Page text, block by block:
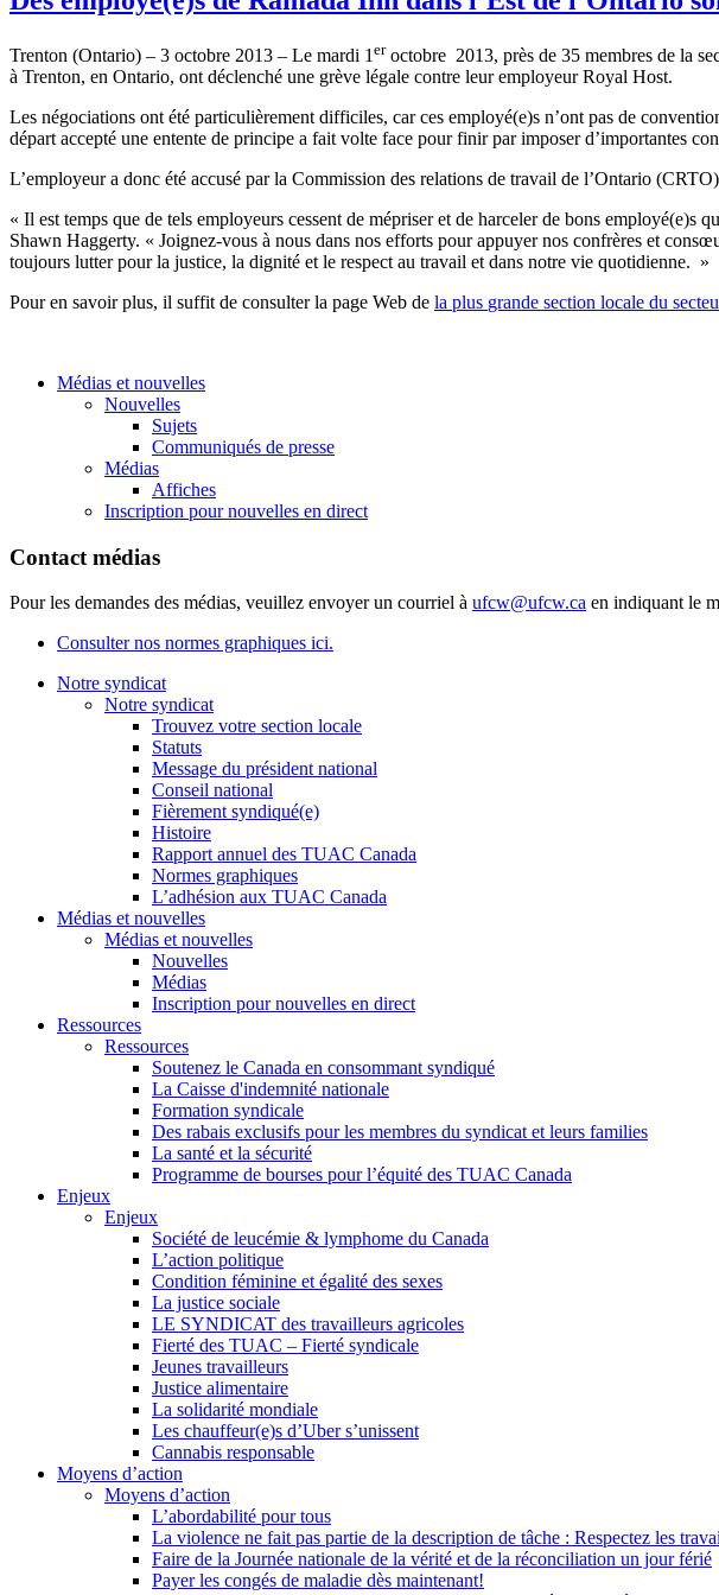
Trenton (Ontario) – 3 octobre 2013 – Le mardi 1 er octobre 2013, près de 35 membres de la
à Trenton, en Ontario, ont déclenché une grève légale contre leur employeurRoyal Host.
Les négociations ont été particulièrement difficiles, carces employé(e)s n’ont pas de
départ accepté une entente de principe a fait volte face pourfinirpar imposerd’importantes
L’employeura donc été accusé par la Commission des relations de travail de l’Ontario (CRTO
« Il est temps que de tels employeurs cessent de mépriseret de harcelerde bons employé(e)s
Shawn Haggerty. « Joignez-vous à nous dans nos efforts pourappuyernos confrères et
toujours lutterpour la justice, la dignité et le respect au travail et dans notre vie quotidienne. »
Pour en savoir plus, il suffit de consulter la page Web de la plus grande section locale du
Médias et nouvelles
Nouvelles
Sujets
Communiqués de presse
Médias
Affiches
Inscription pour nouvelles en direct
Contact médias
Pour les demandes des médias, veuillez envoyer un courriel à ufcw@ufcw.ca en indiquant le
Consulter nos normes graphiques ici.
Notre syndicat
Notre syndicat
Trouvez votre section locale
Statuts
Message du président national
Conseil national
Fièrement syndiqué(e)
Histoire
Rapport annuel des TUAC Canada
Normes graphiques
L’adhésion aux TUAC Canada
Médias et nouvelles
Médias et nouvelles
Nouvelles
Médias
Inscription pour nouvelles en direct
Ressources
Ressources
Soutenez le Canada en consommant syndiqué
La Caisse d'indemnité nationale
Formation syndicale
Des rabais exclusifs pour les membres du syndicat et leurs families
La santé et la sécurité
Programme de bourses pour l’équité des TUAC Canada
Enjeux
Enjeux
Société de leucémie & lymphome du Canada
L’action politique
Condition féminine et égalité des sexes
La justice sociale
LE SYNDICAT des travailleurs agricoles
Fierté des TUAC – Fierté syndicale
Jeunes travailleurs
Justice alimentaire
La solidarité mondiale
Les chauffeur(e)s d’Uber s’unissent
Cannabis responsable
Moyens d’action
Moyens d’action
L’abordabilité pour tous
La violence ne fait pas partie de la description de tâche : Respectez les
Faire de la Journée nationale de la vérité et de la réconciliation un jour férié
Payer les congés de maladie dès maintenant!